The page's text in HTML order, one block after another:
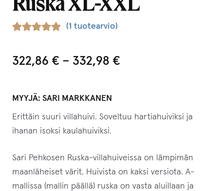
5:stä
perustuen
arvotukseen.
(1 tuotearvio)
322,86 € – 332,98 €
MYYJÄ:SARI MARKKANEN
Erittäin suuri villahuivi. Soveltuu hartiahuiviksi ja
ihanan isoksi kaulahuiviksi.
Sari Pehkosen Ruska-villahuiveissa on lämpimän
maanläheiset värit. Huivista on kaksi versiota. A-
mallissa (mallin päällä) ruska on vasta aluillaan ja